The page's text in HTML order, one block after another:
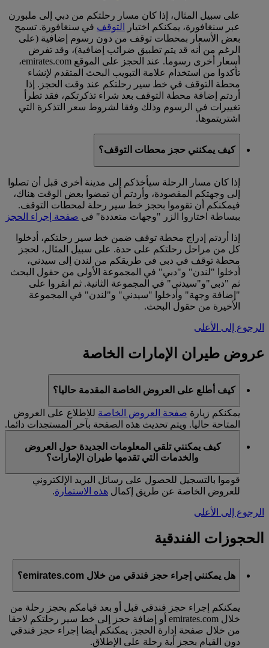
على سبيل المثال، إذا كان مسار رحلتكم من دبي إلى ملبورن
عبر سنغافورة، يمكنكم اختيار
التوقف في سنغافورة. تسمح
بعض الأسعار بمحطات توقف من دون رسوم إضافية (على
الرغم من أنه قد يتم تطبيق ضرائب إضافية)، وقد تفرض
أسعار أخرى رسوما. عند الحجز على الموقع emirates.com،
تأكدوا من استخدام علامة التبويب البحث المتقدم لإنشاء
محطة التوقف في خط سير رحلتكم عند وقت الحجز. إذا
أردتم إضافة محطة التوقف بعد شراء تذكرتكم، فقد تطرأ
تغييرات في الرسوم وذلك وفقا لشروط سعر التذكرة التي
اشتريتموها.
كيف يمكنني حجز محطات التوقف؟
إذا كان مسار الرحلة سيأخذكم إلى مدينة أخرى قبل أن تصلوا
إلى وجهتكم المقصودة، وأردتم أن تمضوا بعض الوقت هناك،
فيمكنكم أن تقوموا بحجز خط سير رحلة لمحطات التوقف.
ببساطة اختاروا الزر "وجهات متعددة" في صفحة إجراء الحجز
إذا أردتم إدراج محطة توقف ضمن خط سير رحلتكم، أدخلوا
كل من مراحل رحلتكم على حدة. على سبيل المثال، لحجز
محطة توقف في دبي في طريقكم من لندن إلى سيدني،
أدخلوا "لندن" و"دبي" في المجموعة الأولى من حقول البحث
ثم "دبي"و"سيدني" في المجموعة الثانية. ثم انقروا على
"إضافة وجهة" وأدخلوا "سيدني" و"لندن" في المجموعة
الأخيرة من حقول البحث.
الرجوع إلى الأعلى
عروض طيران الإمارات الخاصة
كيف أطلع على العروض الخاصة المقدمة حاليا؟
يمكنكم زيارة صفحة العروض الخاصة للاطلاع على العروض
المتاحة حاليا. ويتم تحديث هذه الصفحة بآخر المستجدات دائما.
كيف يمكنني تلقي المعلومات الجديدة حول العروض
والخدمات التي تقدمها طيران الإمارات؟
قوموا بالتسجيل للحصول على رسائل البريد الإلكتروني
للعروض الخاصة عن طريق إكمال هذه الاستمارة.
الرجوع إلى الأعلى
الحجوزات الفندقية
هل يمكنني إجراء حجز فندقي من خلال emirates.com؟
يمكنكم إجراء حجز فندقي قبل أو بعد قيامكم بحجز رحلة من
خلال emirates.com أو إضافة حجز إلى خط سير رحلتكم لاحقا
من خلال صفحة إدارة الحجز. يمكنكم أيضا إجراء حجز فندقي
دون القيام بحجز أية رحلة على الإطلاق.